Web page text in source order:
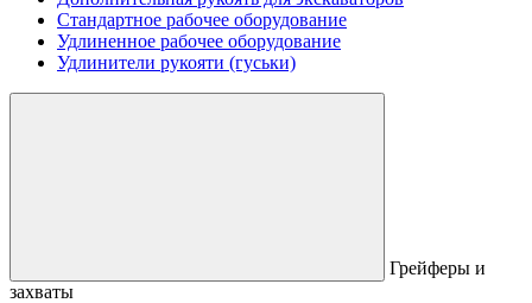
Стандартное рабочее оборудование
Удлиненное рабочее оборудование
Удлинители рукояти (гуськи)
Грейферы и
захваты